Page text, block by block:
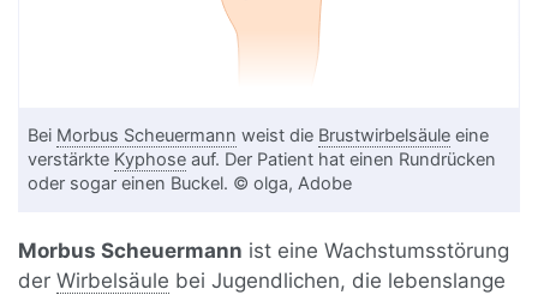
Bei Morbus Scheuermann weist die Brustwirbelsäule eine
verstärkte Kyphose auf. Der Patient hat einen Rundrücken
oder sogar einen Buckel. © olga, Adobe
Morbus Scheuermann ist eine Wachstumsstörung
derWirbelsäule bei Jugendlichen, die lebenslange